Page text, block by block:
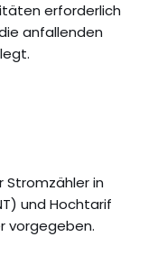
erforderlich
anfallenden
Stromzähler in
und Hochtarif
vorgegeben.